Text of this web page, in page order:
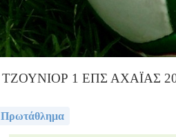
ΤΖΟΥΝΙΟΡ 1 ΕΠΣ ΑΧΑΪΑΣ
Πρωτάθλημα